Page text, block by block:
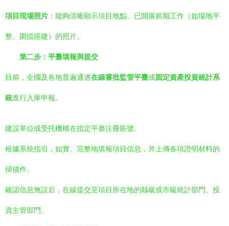
項目現場照片 ：能夠清晰顯示項目地點、已開展前期工作（如場地平
整、圍擋搭建）的照片。
第二步：平臺填報與提交
目前，全國及各地普遍通過在線審批監管平臺或固定資產投資統計系
統進行入庫申報。
建設單位或受托機構在指定平臺注冊賬號。
根據系統指引，如實、完整地填報項目信息，并上傳各項證明材料的
掃描件。
確認信息無誤后，在線提交至項目所在地的縣級或市級統計部門、投
資主管部門。